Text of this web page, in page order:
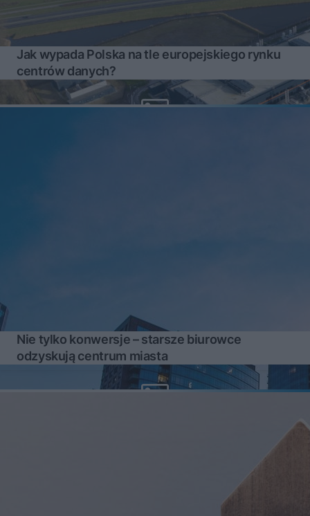
Jak wypada Polska na tle europejskiego rynku
centrów danych?
Nie tylko konwersje – starsze biurowce
odzyskują centrum miasta